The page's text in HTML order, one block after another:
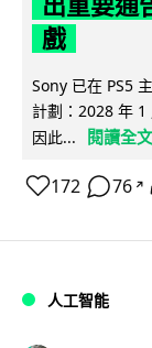
戲
Sony 已在 PS5
計劃：2028 年 1
因此...
閱讀全文
172 76 ↗
人工智能